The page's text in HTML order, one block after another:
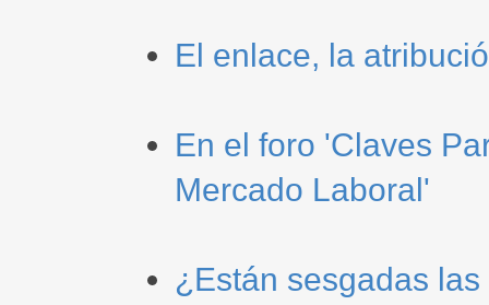
El enlace, la
En el foro 'Claves
Mercado Laboral'
¿Están sesgadas